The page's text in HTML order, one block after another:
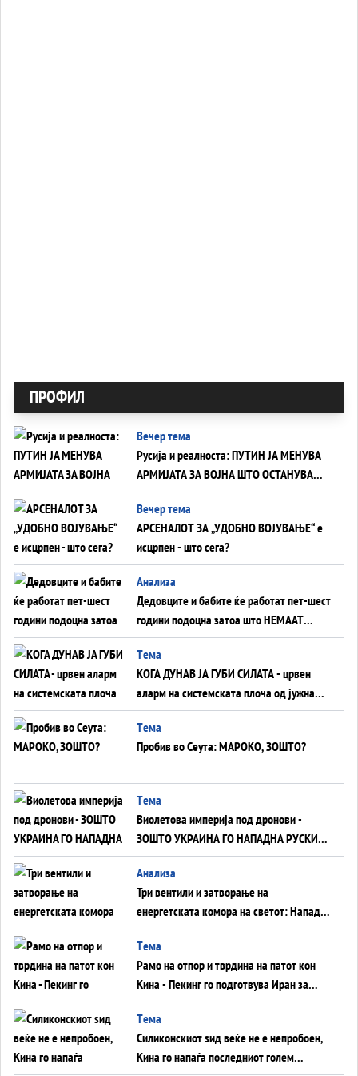
ПРОФИЛ
Вечер тема
Русија и реалноста: ПУТИН ЈА МЕНУВА
АРМИЈАТА ЗА ВОЈНА ШТО ОСТАНУВА
БЕЗ ФРОНТ
Вечер тема
АРСЕНАЛОТ ЗА „УДОБНО ВОЈУВАЊЕ“ е
исцрпен - што сега?
Анализа
Дедовците и бабите ќе работат пет-шест
години подоцна затоа што НЕМААТ
ВНУЦИ ДА ГИ ЗАМЕНАТ
Tема
КОГА ДУНАВ ЈА ГУБИ СИЛАТА - црвен
аларм на системската плоча од јужна
Германија до Црното Море...
Tема
Пробив во Сеута: МАРОКО, ЗОШТО?
Tема
Виолетова империја под дронови -
ЗОШТО УКРАИНА ГО НАПАДНА РУСКИОТ
WILDBERRIES
Aнализа
Три вентили и затворање на
енергетската комора на светот: Нападот
во Суец најавува глобален енергетски
инфаркт?
Tема
Рамо на отпор и тврдина на патот кон
Кина - Пекинг го подготвува Иран за
американска копнена инвазија
Tема
Силиконскиот ѕид веќе не е непробоен,
Кина го напаѓа последниот голем